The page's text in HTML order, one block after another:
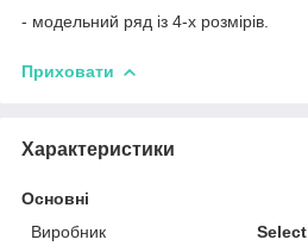
- модельний ряд із 4-х розмірів.
Приховати
Характеристики
Основні
Виробник
Select